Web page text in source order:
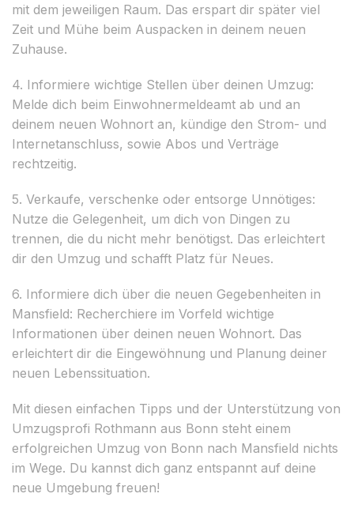
mit dem jeweiligen Raum. Das erspart dir später viel
Zeit und Mühe beim Auspacken in deinem neuen
Zuhause.
4. Informiere wichtige Stellen über deinen Umzug:
Melde dich beim Einwohnermeldeamt ab und an
deinem neuen Wohnort an, kündige den Strom- und
Internetanschluss, sowie Abos und Verträge
rechtzeitig.
5. Verkaufe, verschenke oder entsorge Unnötiges:
Nutze die Gelegenheit, um dich von Dingen zu
trennen, die du nicht mehr benötigst. Das erleichtert
dir den Umzug und schafft Platz für Neues.
6. Informiere dich über die neuen Gegebenheiten in
Mansfield: Recherchiere im Vorfeld wichtige
Informationen über deinen neuen Wohnort. Das
erleichtert dir die Eingewöhnung und Planung deiner
neuen Lebenssituation.
Mit diesen einfachen Tipps und der Unterstützung von
Umzugsprofi Rothmann aus Bonn steht einem
erfolgreichen Umzug von Bonn nach Mansfield nichts
im Wege. Du kannst dich ganz entspannt auf deine
neue Umgebung freuen!